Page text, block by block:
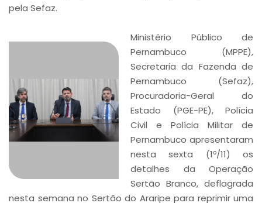
pela Sefaz.
Ministério Público de
Pernambuco (MPPE),
Secretaria da Fazenda de
Pernambuco (Sefaz),
Procuradoria-Geral do
Estado (PGE-PE), Polícia
Civil e Polícia Militar de
Pernambuco apresentaram
nesta sexta (1º/11) os
detalhes da Operação
Sertão Branco, deflagrada
nesta semana no Sertão do Araripe para reprimir uma